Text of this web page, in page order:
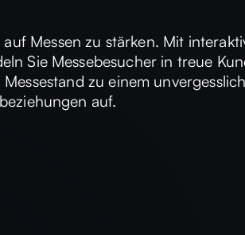
Messen zu stärken. Mit
Sie Messebesucher in treue
zu einem
auf.